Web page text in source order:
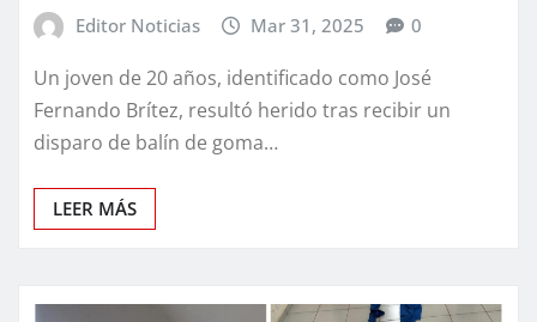
Editor Noticias Mar 31, 2025 0
Un joven de 20 años, identificado como José
Fernando Brítez, resultó herido tras recibir un
disparo de balín de goma…
LEER MÁS